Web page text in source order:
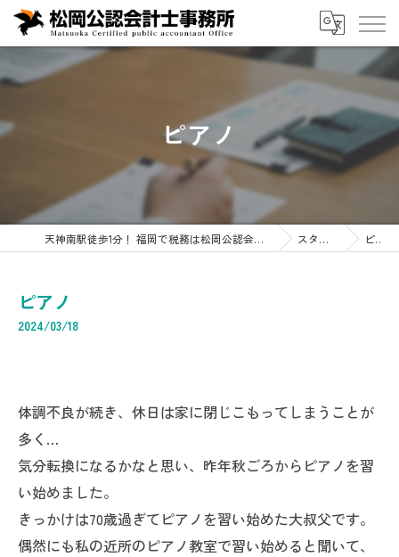
ピアノ
天神南駅徒歩1分！ 福岡で税務は松岡公認会計士事務所へ 企業・会計・税務・相続専門 スタッフブログ ピアノ
ピアノ
2024/03/18
体調不良が続き、休日は家に閉じこもってしまうことが
多く…
気分転換になるかなと思い、昨年秋ごろからピアノを習
い始めました。
きっかけは70歳過ぎてピアノを習い始めた大叔父です。
偶然にも私の近所のピアノ教室で習い始めると聞いて、